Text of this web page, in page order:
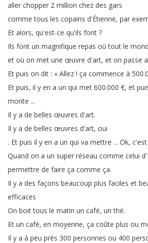
aller chopper 2 million chez des gars
comme tous les copains d'Étienne, par
Et alors, qu'est-ce qu'ils font ?
Ils font un magnifique repas où tout le
et où on met une œuvre d'art, et on passe
Et puis on dit : « Allez ! ça commence à
Et puis, il y en a un qui met 600.000 €, et
monte ...
Il y a de belles œuvres d'art.
Il y a de belles œuvres d'art, oui
. Et puis il y en a un qui va mettre ... Ok, c'est
Quand on a un super réseau comme celui
permettre de faire ça comme ça.
Il y a des façons beaucoup plus faciles et
efficaces
On boit tous le matin un café, un thé.
Et un café, en moyenne, ça coûte plus ou
Il y a à peu près 300 personnes ou 400